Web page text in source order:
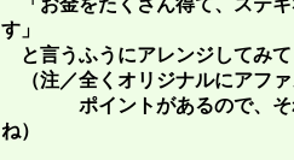
「お金をたくさん得て、ステ
す」
と言うふうにアレンジしてみ
（注／全くオリジナルにアフ
ポイントがあるので、それ
ね）